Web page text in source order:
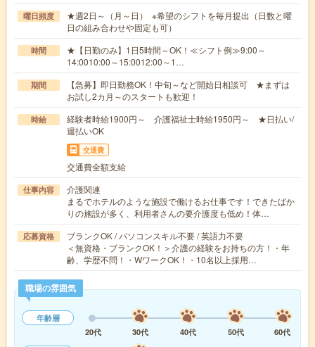
曜日頻度
★週2日～（月～日） ※希望のシフトを毎月提出（日数と曜
日の組み合わせや固定も可）
時間
★【日勤のみ】1日5時間～OK！≪シフト例≫9:00～
14:0010:00～15:0012:00～1…
期間
【急募】即日勤務OK！中旬～など開始日相談可 ★まずは
お試し2カ月～のスタートも歓迎！
時給
経験者時給1900円～ 介護福祉士時給1950円～ ★日払い/
週払いOK
交通費
交通費全額支給
仕事内容
介護関連
まるでホテルのような施設で働けるお仕事です！できたばか
りの施設が多く、利用者さんの要介護度も低め！体…
応募資格
ブランクOK / パソコンスキル不要 / 英語力不要
＜無資格・ブランクOK！＞介護の経験をお持ちの方！・年
齢、学歴不問！・WワークOK！・10名以上採用…
職場の雰囲気
年齢層
20代
30代 40代 50代
60代